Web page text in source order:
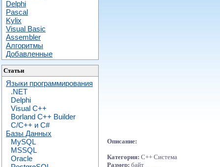
Delphi
Pascal
Kylix
Visual Basic
Assembler
Алгоритмы
Добавленные
Статьи
Языки программирования
.NET
Delphi
Visual C++
Borland C++ Builder
C/С++ и C#
Базы Данных
MySQL
MSSQL
Oracle
Описание:
Категория: C++ Система
Размер: байт